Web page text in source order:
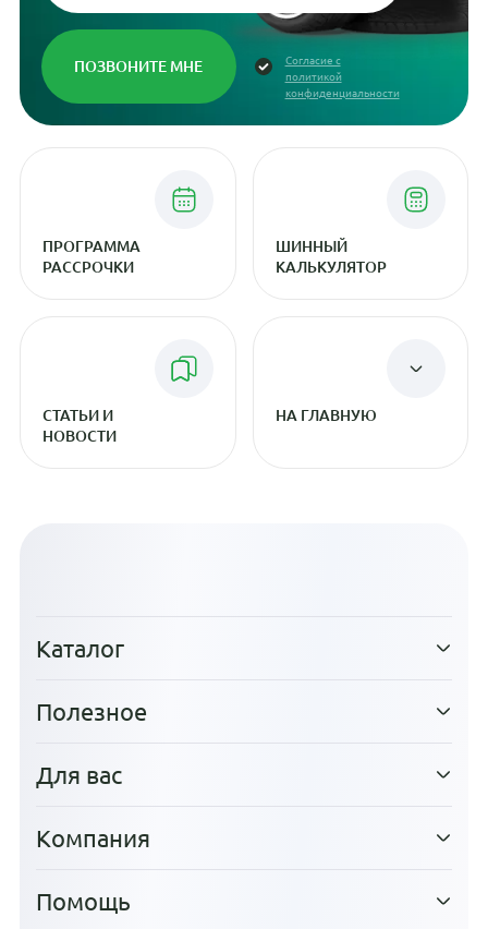
Согласие с
политикой
конфиденциальности
ПРОГРАММА
РАССРОЧКИ
ШИННЫЙ
КАЛЬКУЛЯТОР
СТАТЬИ И
НОВОСТИ
НА ГЛАВНУЮ
Каталог
Полезное
Для вас
Компания
Помощь